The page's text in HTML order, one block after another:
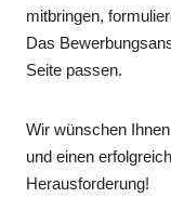
mitbringen,
Das
Seite passen.
Wir wünschen
und einen
Herausforderung!